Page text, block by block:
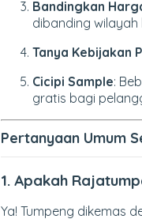
Bandingkan
dibanding wilayah
Tanya Kebijakan
Cicipi Sample:
gratis bagi
Pertanyaan Umum
1. Apakah
Ya! Tumpeng dikemas